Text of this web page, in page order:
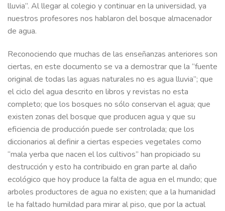
lluvia”. Al llegar al colegio y continuar en la universidad, ya
nuestros profesores nos hablaron del bosque almacenador
de agua.
Reconociendo que muchas de las enseñanzas anteriores son
ciertas, en este documento se va a demostrar que la “fuente
original de todas las aguas naturales no es agua lluvia”; que
el ciclo del agua descrito en libros y revistas no esta
completo; que los bosques no sólo conservan el agua; que
existen zonas del bosque que producen agua y que su
eficiencia de producción puede ser controlada; que los
diccionarios al definir a ciertas especies vegetales como
“mala yerba que nacen el los cultivos” han propiciado su
destrucción y esto ha contribuido en gran parte al daño
ecológico que hoy produce la falta de agua en el mundo; que
arboles productores de agua no existen; que a la humanidad
le ha faltado humildad para mirar al piso, que por la actual